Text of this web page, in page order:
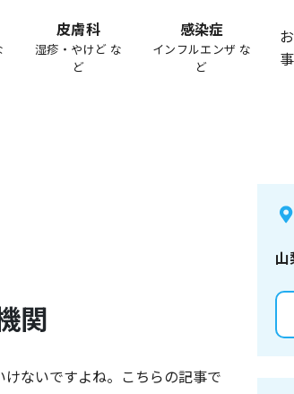
皮膚科
湿疹・やけど な
ど
感染症
インフルエンザ な
ど
事
関
ないですよね。こちらの記事で